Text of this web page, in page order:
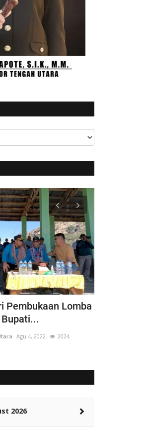
Pembukaan Lomba
Agu 4, 2022 2024
2026